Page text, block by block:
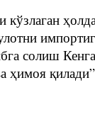
солиш
ҳимоя